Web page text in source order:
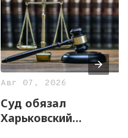
Авг 07, 2026
Суд обязал
Харьковский